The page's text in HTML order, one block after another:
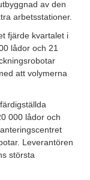
av den
arbetsstationer.
fjärde kvartalet i
lådor och 21
att volymerna
000 lådor och
Leverantören
största